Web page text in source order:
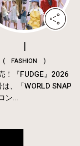
( FASHION )
！『FUDGE』2026
、「WORLD SNAP
ン...